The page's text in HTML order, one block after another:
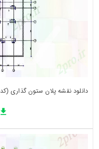
دانلود نقشه پلان ستون گذاری (کد31917)